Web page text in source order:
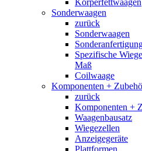
Körperfettwaagen
Sonderwaagen
zurück
Sonderwaagen
Spezifische
Maß
Coilwaage
Komponenten +
zurück
Komponenten +
Waagenbausatz
Wiegezellen
Anzeigegeräte
Plattformen